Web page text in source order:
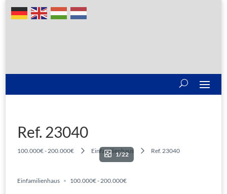
Ref. 23040
100.000€ - 200.000€ Einfamilienhaus Ref. 23040
1/22
Einfamilienhaus 100.000€ - 200.000€